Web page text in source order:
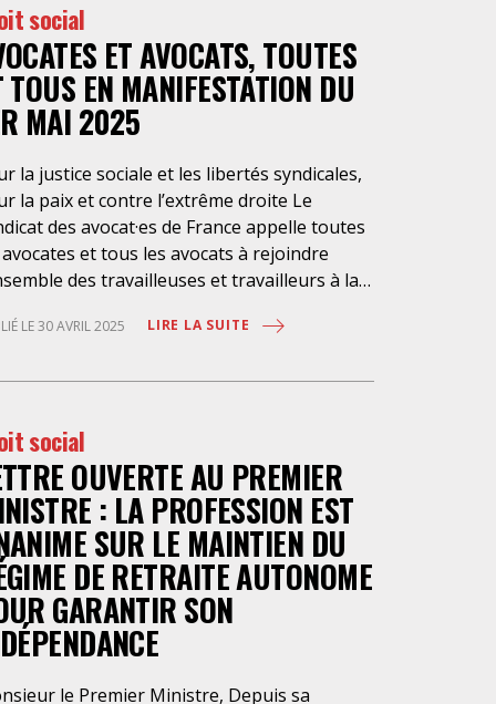
social
ET AVOCATS, TOUTES
TOUS EN MANIFESTATION DU
MAI 2025
la justice sociale et les libertés syndicales,
la paix et contre l’extrême droite Le
des avocat·es de France appelle toutes
et tous les avocats à rejoindre
des travailleuses et travailleurs à la
libertés syndicales, pour la paix et contre
toutes les villes en France. Bon 1er mai à
dans les manifestations !
LE 30 AVRIL 2025 LIRE LA SUITE
social
OUVERTE AU PREMIER
: LA PROFESSION EST
SUR LE MAINTIEN DU
DE RETRAITE AUTONOME
GARANTIR SON
le Premier Ministre, Depuis sa